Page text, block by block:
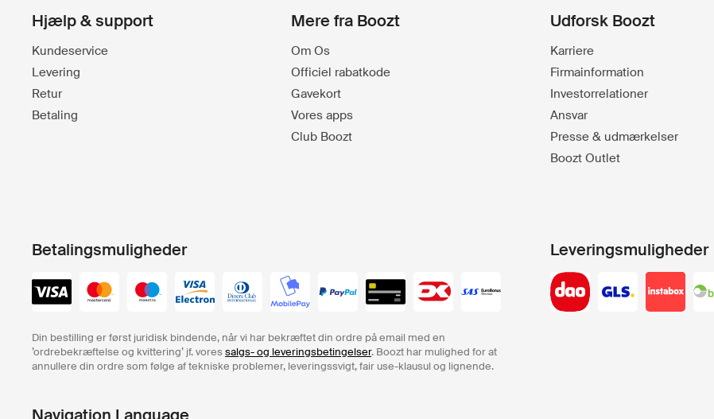
Hjælp & support
Kundeservice
Levering
Retur
Betaling
Mere fra Boozt
Om Os
Officiel rabatkode
Gavekort
Vores apps
Club Boozt
Udforsk Boozt
Karriere
Firmainformation
Investorrelationer
Ansvar
Presse & udmærkelser
Boozt Outlet
Betalingsmuligheder
Din bestilling er først juridisk bindende, når vi har bekræftet din ordre på email med en
’ordrebekræftelse og kvittering’ jf. vores salgs- og leveringsbetingelser. Boozt har mulighed for at
annullere din ordre som følge af tekniske problemer, leveringssvigt, fair use-klausul og lignende.
Leveringsmuligheder